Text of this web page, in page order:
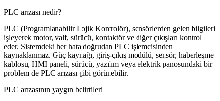
PLC arızası nedir?
PLC (Programlanabilir Lojik Kontrolör), sensörlerden gelen bilgileri
işleyerek motor, valf, sürücü, kontaktör ve diğer çıkışları kontrol
eder. Sistemdeki her hata doğrudan PLC işlemcisinden
kaynaklanmaz. Güç kaynağı, giriş-çıkış modülü, sensör, haberleşme
kablosu, HMI paneli, sürücü, yazılım veya elektrik panosundaki bir
problem de PLC arızası gibi görünebilir.
PLC arızasının yaygın belirtileri